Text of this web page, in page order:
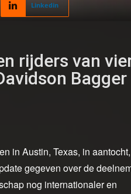
Linkedin
rijders van
Bagger
in Austin, Texas, in
gegeven over de
nog internationaler en